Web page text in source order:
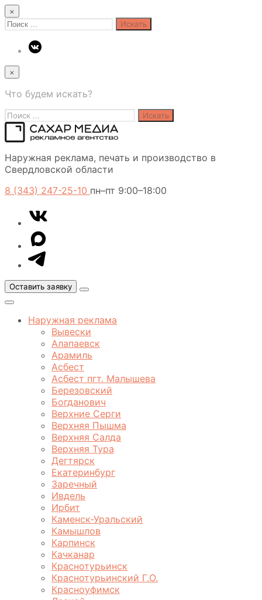
×
Search
×
Что будем искать?
Search
for:
Медиа
Наружная реклама, печать и производство в
Свердловской области
8 (343) 247-25-10 пн–пт 9:00–18:00
VK
Telegram
MAX
Оставить заявку
Открыть
Закрыть
менюНаружная реклама
Вывески
Алапаевск
Арамиль
Асбест
Асбест пгт. Малышева
Березовский
Богданович
Верхние Серги
Верхняя Пышма
Верхняя Салда
Верхняя Тура
Дегтярск
Екатеринбург
Заречный
Ивдель
Ирбит
Каменск-Уральский
Камышлов
Карпинск
Качканар
Краснотурьинск
Краснотурьинский Г.О.
Красноуфимск